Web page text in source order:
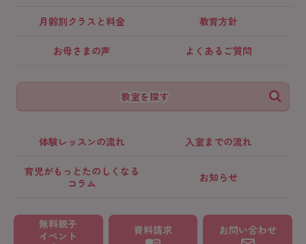
月齢別クラス と料金 教育方針
お母さまの声 よくあるご質問
教室を探す
体験レッスンの流れ 入室までの流れ
育児がもっとたのしくなる
コラム
お知らせ
無料親子
イベント
資料請求 お問い合わせ